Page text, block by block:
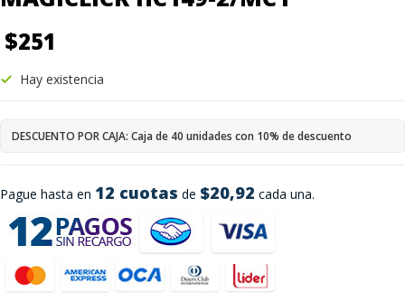
$251
Pague hasta en 12 cuotas de $20,92 cada una.
Hay existencia
DESCUENTO POR CAJA: Caja de 40 unidades con 10% de descuento